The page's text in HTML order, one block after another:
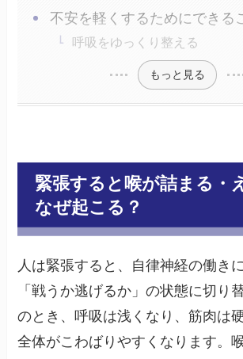
不安を軽くするためにできる
呼吸をゆっくり整える
もっと見る
緊張すると喉が詰まる・
なぜ起こる？
人は緊張すると、自律神経の働き
「戦うか逃げるか」の状態に切り
のとき、呼吸は浅くなり、筋肉は
全体がこわばりやすくなります。